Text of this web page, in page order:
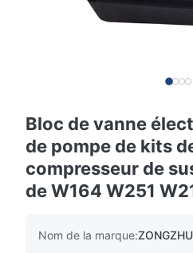
Bloc de vanne
de pompe de kits
compresseur de
de W164 W251
Nom de la marque:ZONGZHU